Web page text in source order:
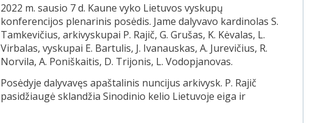
2022 m. sausio 7 d. Kaune vyko Lietuvos vyskupų
konferencijos plenarinis posėdis. Jame dalyvavo kardinolas S.
Tamkevičius, arkivyskupai P. Rajič, G. Grušas, K. Kėvalas, L.
Virbalas, vyskupai E. Bartulis, J. Ivanauskas, A. Jurevičius, R.
Norvila, A. Poniškaitis, D. Trijonis, L. Vodopjanovas.
Posėdyje dalyvavęs apaštalinis nuncijus arkivysk. P. Rajič
pasidžiaugė sklandžia Sinodinio kelio Lietuvoje eiga ir